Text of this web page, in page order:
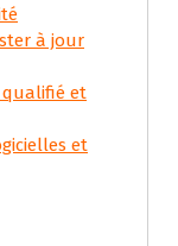
à jour
et
et